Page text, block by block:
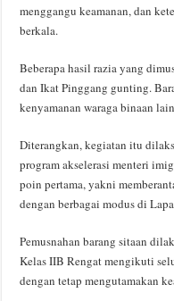
menggangu keamanan, dan
berkala.
Beberapa hasil razia yang
dan Ikat Pinggang gunting.
kenyamanan waraga binaan
Diterangkan, kegiatan itu
program akselerasi menteri
poin pertama, yakni
dengan berbagai modus di
Pemusnahan barang sitaan
Kelas IIB Rengat mengikuti
dengan tetap mengutamakan